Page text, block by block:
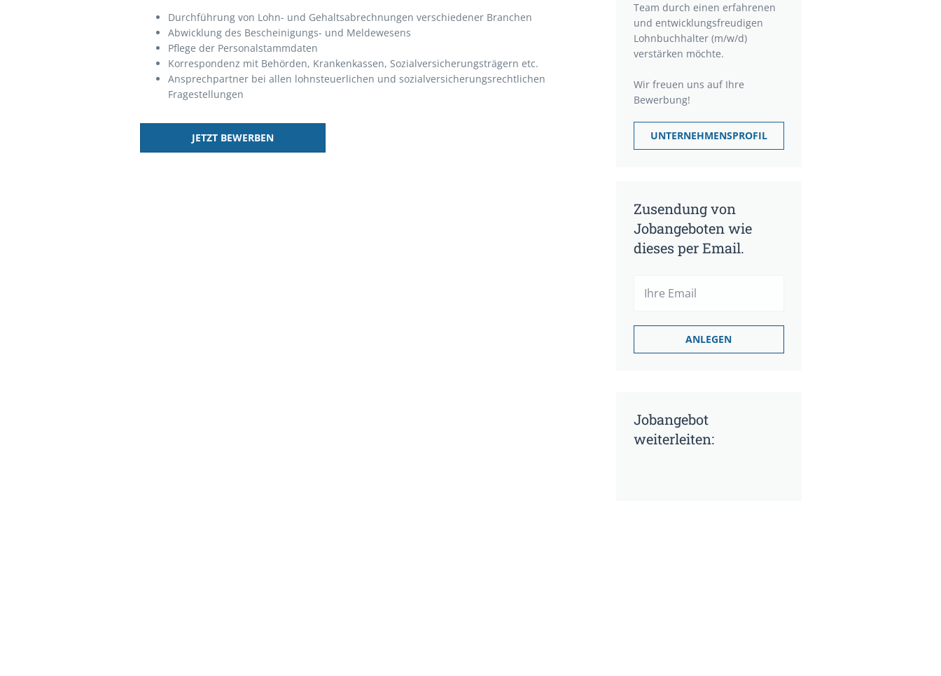
Durchführung von Lohn- und Gehaltsabrechnungen verschiedener Branchen
Abwicklung des Bescheinigungs- und Meldewesens
Pflege der Personalstammdaten
Korrespondenz mit Behörden, Krankenkassen, Sozialversicherungsträgern etc.
Ansprechpartner bei allen lohnsteuerlichen und sozialversicherungsrechtlichen
Fragestellungen
JETZT BEWERBEN
Team durch einen erfahrenen
und entwicklungsfreudigen
Lohnbuchhalter (m/w/d)
verstärken möchte.
Wir freuen uns auf Ihre
Bewerbung!
UNTERNEHMENSPROFIL
Zusendung von
Jobangeboten wie
dieses per Email.
Jobangebot
weiterleiten: